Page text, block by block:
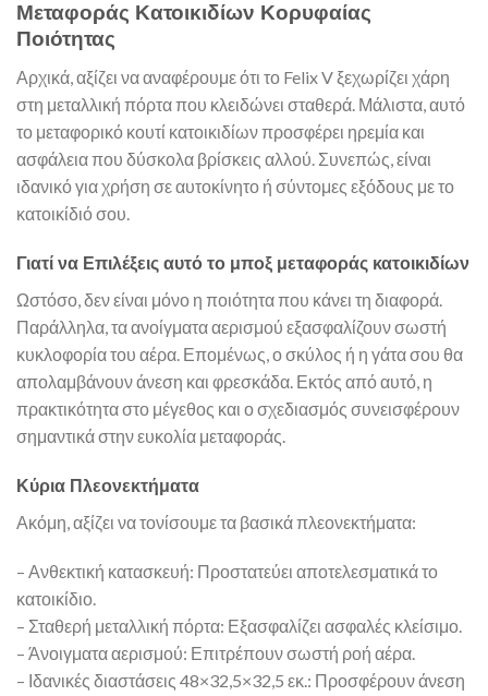
Μεταφοράς Κατοικιδίων Κορυφαίας
Ποιότητας
Αρχικά, αξίζει να αναφέρουμε ότι το Felix V ξεχωρίζει χάρη
στη μεταλλική πόρτα που κλειδώνει σταθερά. Μάλιστα, αυτό
το μεταφορικό κουτί κατοικιδίων προσφέρει ηρεμία και
ασφάλεια που δύσκολα βρίσκεις αλλού. Συνεπώς, είναι
ιδανικό για χρήση σε αυτοκίνητο ή σύντομες εξόδους με το
κατοικίδιό σου.
Γιατί να Επιλέξεις αυτό το μποξ μεταφοράς κατοικιδίων
Ωστόσο, δεν είναι μόνο η ποιότητα που κάνει τη διαφορά.
Παράλληλα, τα ανοίγματα αερισμού εξασφαλίζουν σωστή
κυκλοφορία του αέρα. Επομένως, ο σκύλος ή η γάτα σου θα
απολαμβάνουν άνεση και φρεσκάδα. Εκτός από αυτό, η
πρακτικότητα στο μέγεθος και ο σχεδιασμός συνεισφέρουν
σημαντικά στην ευκολία μεταφοράς.
Κύρια Πλεονεκτήματα
Ακόμη, αξίζει να τονίσουμε τα βασικά πλεονεκτήματα:
– Ανθεκτική κατασκευή: Προστατεύει αποτελεσματικά το
κατοικίδιο.
– Σταθερή μεταλλική πόρτα: Εξασφαλίζει ασφαλές κλείσιμο.
– Άνοιγματα αερισμού: Επιτρέπουν σωστή ροή αέρα.
– Ιδανικές διαστάσεις 48×32,5×32,5 εκ.: Προσφέρουν άνεση